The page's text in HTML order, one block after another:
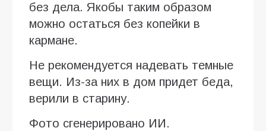
без дела. Якобы таким образом
можно остаться без копейки в
кармане.
Не рекомендуется надевать темные
вещи. Из-за них в дом придет беда,
верили в старину.
Фото сгенерировано ИИ.